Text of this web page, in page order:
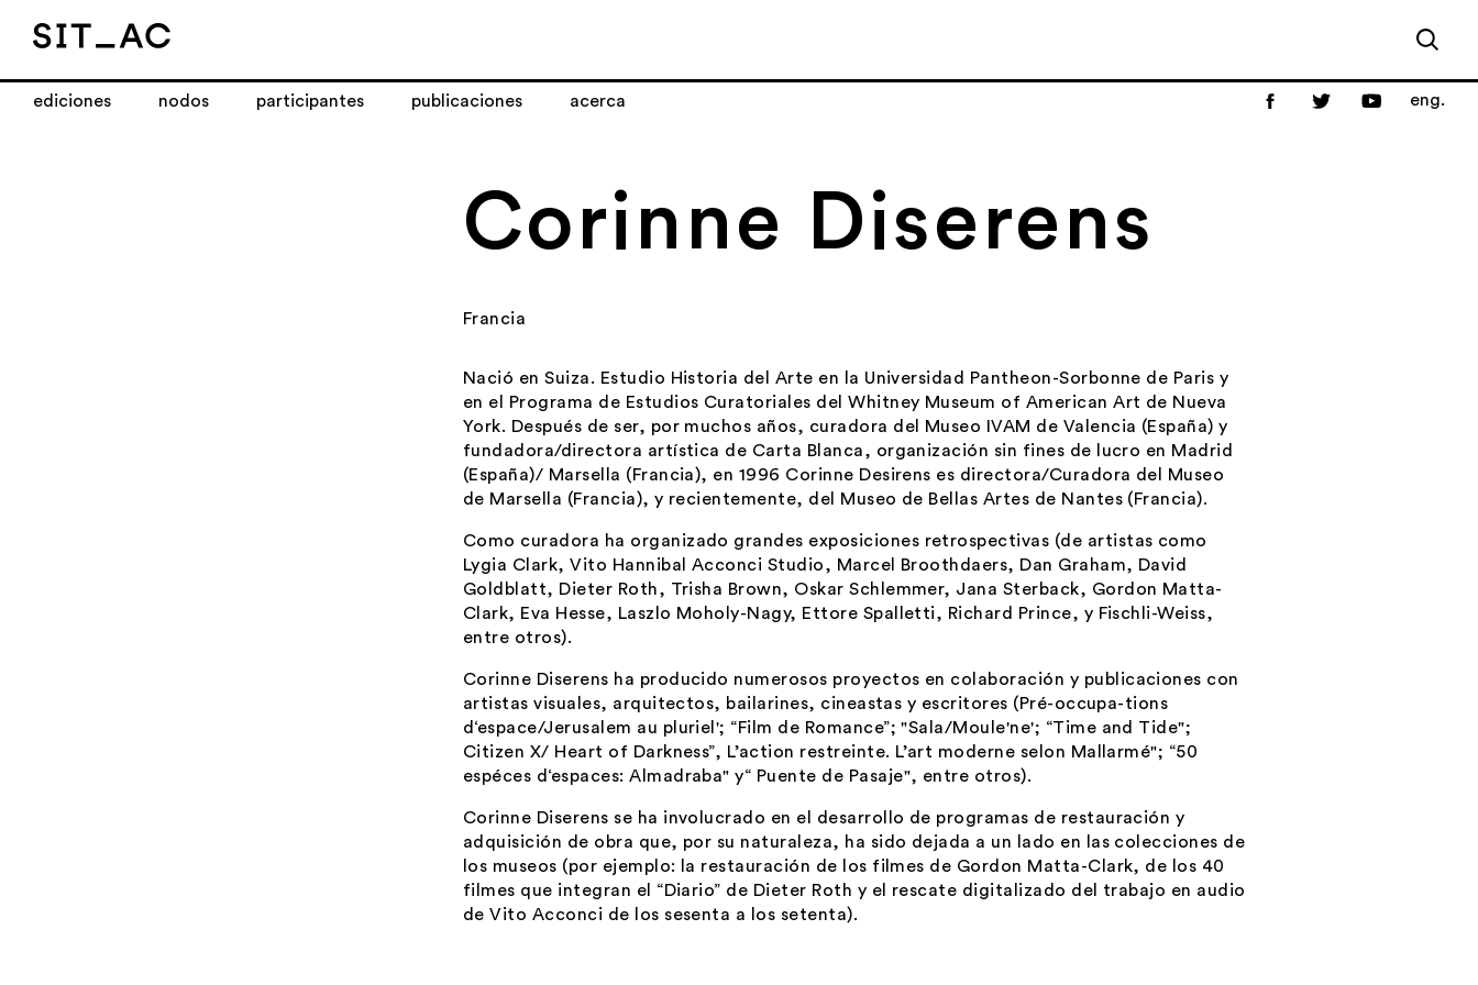
eng.
ediciones nodos participantes publicaciones acerca
Corinne Diserens
Francia
Nació en Suiza. Estudio Historia del Arte en la Universidad Pantheon-Sorbonne de Paris y
en el Programa de Estudios Curatoriales del Whitney Museum of American Art de Nueva
York. Después de ser, por muchos años, curadora del Museo IVAM de Valencia (España) y
fundadora/directora artística de Carta Blanca, organización sin fines de lucro en Madrid
(España)/ Marsella (Francia), en 1996 Corinne Desirens es directora/Curadora del Museo
de Marsella (Francia), y recientemente, del Museo de Bellas Artes de Nantes (Francia).
Como curadora ha organizado grandes exposiciones retrospectivas (de artistas como
Lygia Clark, Vito Hannibal Acconci Studio, Marcel Broothdaers, Dan Graham, David
Goldblatt, Dieter Roth, Trisha Brown, Oskar Schlemmer, Jana Sterback, Gordon Matta-
Clark, Eva Hesse, Laszlo Moholy-Nagy, Ettore Spalletti, Richard Prince, y Fischli-Weiss,
entre otros).
Corinne Diserens ha producido numerosos proyectos en colaboración y publicaciones con
artistas visuales, arquitectos, bailarines, cineastas y escritores (Pré-occupa-tions
d‘espace/Jerusalem au pluriel'; “Film de Romance”; "Sala/Moule'ne'; “Time and Tide";
Citizen X/ Heart of Darkness”, L’action restreinte. L’art moderne selon Mallarmé"; “50
espéces d‘espaces: Almadraba" y“ Puente de Pasaje", entre otros).
Corinne Diserens se ha involucrado en el desarrollo de programas de restauración y
adquisición de obra que, por su naturaleza, ha sido dejada a un lado en las colecciones de
los museos (por ejemplo: la restauración de los filmes de Gordon Matta-Clark, de los 40
filmes que integran el “Diario” de Dieter Roth y el rescate digitalizado del trabajo en audio
de Vito Acconci de los sesenta a los setenta).